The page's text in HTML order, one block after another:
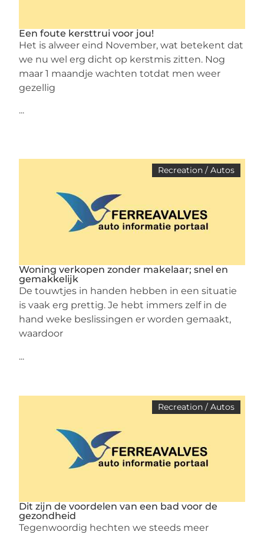
Een foute kersttrui voor jou!
Het is alweer eind November, wat betekent dat
we nu wel erg dicht op kerstmis zitten. Nog
maar 1 maandje wachten totdat men weer
gezellig
...
Recreation / Autos
Woning verkopen zonder makelaar; snel en
gemakkelijk
De touwtjes in handen hebben in een situatie
is vaak erg prettig. Je hebt immers zelf in de
hand weke beslissingen er worden gemaakt,
waardoor
...
Recreation / Autos
Dit zijn de voordelen van een bad voor de
gezondheid
Tegenwoordig hechten we steeds meer